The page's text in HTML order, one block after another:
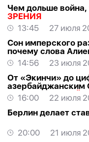
Чем дольше
ЗРЕНИЯ
13:45
27 июля
Сон имперского
почему слова
российских
14:56
23 июля
От «Экинчи» до
НАЦИОНАЛЬНОЙ
16:00
22 июля
Берлин делает
20:00
21 июля